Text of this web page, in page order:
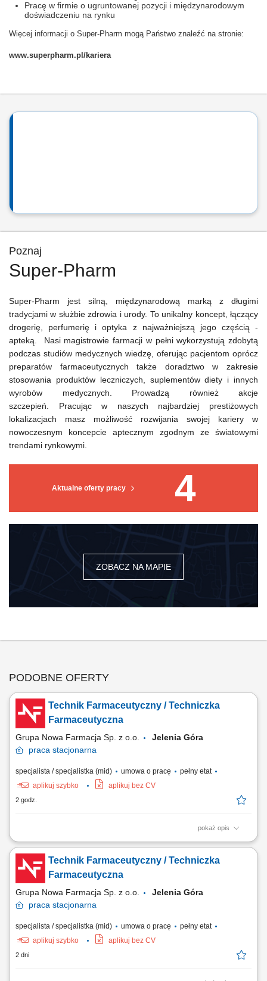
Pracę w firmie o ugruntowanej pozycji i międzynarodowym
doświadczeniu na rynku
Więcej informacji o Super-Pharm mogą Państwo znaleźć na stronie:
www.superpharm.pl/kariera
Poznaj
Super-Pharm
Aktualne oferty pracy 4
ZOBACZ NA MAPIE
Super-Pharm jest silną, międzynarodową marką z długimi
tradycjami w służbie zdrowia i urody. To unikalny koncept, łączący
drogerię, perfumerię i optyka z najważniejszą jego częścią -
apteką. Nasi magistrowie farmacji w pełni wykorzystują zdobytą
podczas studiów medycznych wiedzę, oferując pacjentom oprócz
preparatów farmaceutycznych także doradztwo w zakresie
stosowania produktów leczniczych, suplementów diety i innych
wyrobów medycznych. Prowadzą również akcje
szczepień. Pracując w naszych najbardziej prestiżowych
lokalizacjach masz możliwość rozwijania swojej kariery w
nowoczesnym koncepcie aptecznym zgodnym ze światowymi
trendami rynkowymi.
PODOBNE OFERTY
Technik Farmaceutyczny / Techniczka
Farmaceutyczna
Grupa Nowa Farmacja Sp. z o.o.
Jelenia Góra
praca stacjonarna
specjalista / specjalistka (mid) umowa o pracę
pełny etat
aplikuj szybko
aplikuj bez CV
2 godz.
pokaż opis
Twoje zadania: Bieżąca pomoc i doradztwo dla pacjentów apteki;
Sprawdzanie i wydawanie leków na receptę; Sporządzanie leków w
recepturze aptecznej; Nadzór nad dostępnością i terminami ważności
asortymentu w magazynie;
Technik Farmaceutyczny / Techniczka
Farmaceutyczna
Grupa Nowa Farmacja Sp. z o.o.
Jelenia Góra
praca stacjonarna
specjalista / specjalistka (mid) umowa o pracę
pełny etat
aplikuj szybko
aplikuj bez CV
2 dni